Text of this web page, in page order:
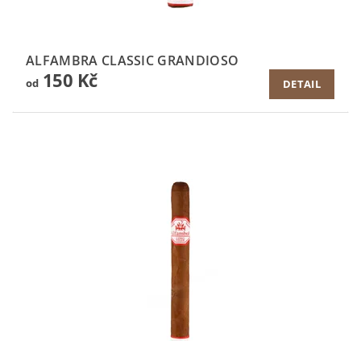
ALFAMBRA CLASSIC GRANDIOSO
od150 Kč DETAIL